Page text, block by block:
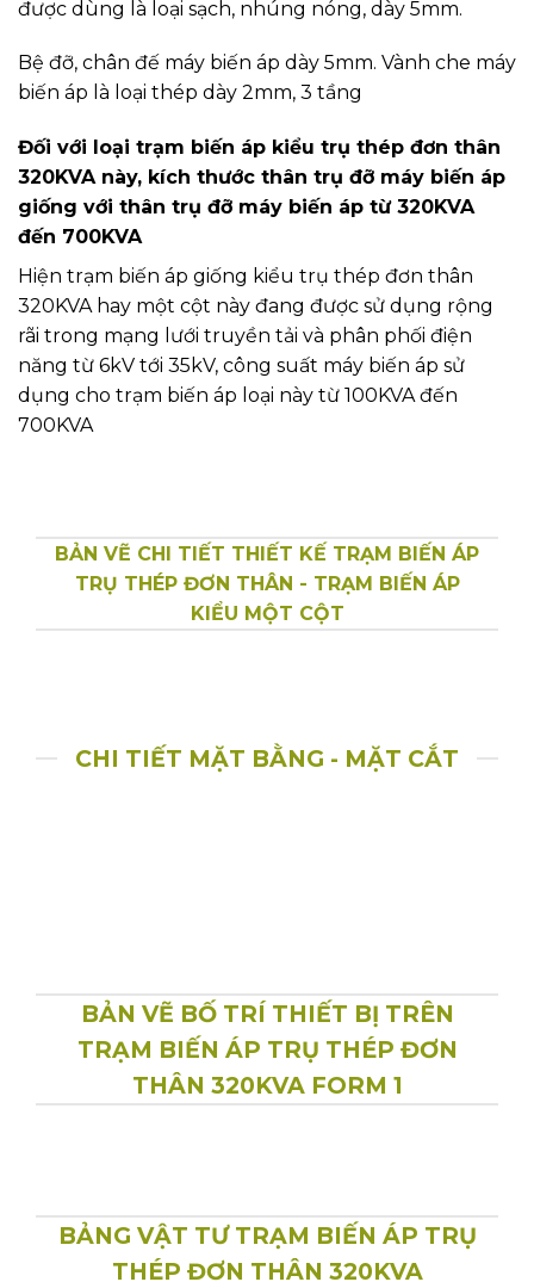
được dùng là loại sạch, nhúng nóng, dày 5mm.
Bệ đỡ, chân đế máy biến áp dày 5mm. Vành che máy
biến áp là loại thép dày 2mm, 3 tầng
Đối với loại trạm biến áp kiểu trụ thép đơn thân
320KVA này, kích thước thân trụ đỡ máy biến áp
giống với thân trụ đỡ máy biến áp từ 320KVA
đến 700KVA
Hiện trạm biến áp giống kiểu trụ thép đơn thân
320KVA hay một cột này đang được sử dụng rộng
rãi trong mạng lưới truyền tải và phân phối điện
năng từ 6kV tới 35kV, công suất máy biến áp sử
dụng cho trạm biến áp loại này từ 100KVA đến
700KVA
BẢN VẼ CHI TIẾT THIẾT KẾ TRẠM BIẾN ÁP
TRỤ THÉP ĐƠN THÂN - TRẠM BIẾN ÁP
KIỂU MỘT CỘT
CHI TIẾT MẶT BẰNG - MẶT CẮT
BẢN VẼ BỐ TRÍ THIẾT BỊ TRÊN
TRẠM BIẾN ÁP TRỤ THÉP ĐƠN
THÂN 320KVA FORM 1
BẢNG VẬT TƯ TRẠM BIẾN ÁP TRỤ
THÉP ĐƠN THÂN 320KVA